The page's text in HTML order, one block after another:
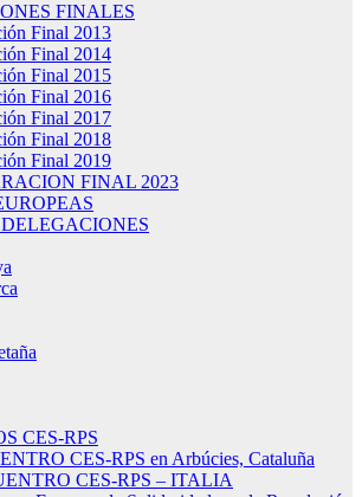
FINALES
Final 2013
Final 2014
Final 2015
Final 2016
Final 2017
Final 2018
Final 2019
FINAL 2023
CES-RPS
CES-RPS en Arbúcies, Cataluña
CES-RPS – ITALIA